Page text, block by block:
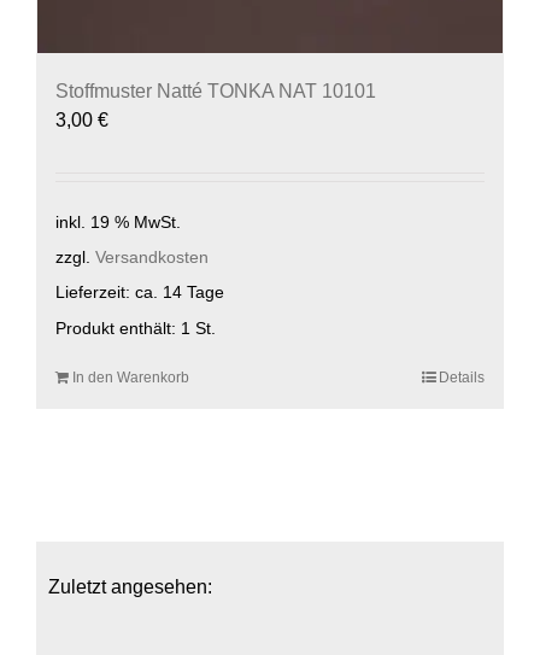
Stoffmuster Natté TONKA NAT 10101
3,00 €
inkl. 19 % MwSt.
zzgl. Versandkosten
Lieferzeit: ca. 14 Tage
Produkt enthält: 1 St.
In den Warenkorb Details
Zuletzt angesehen: